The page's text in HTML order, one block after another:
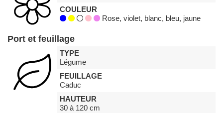
COULEUR
Rose, violet, blanc, bleu, jaune
Port et feuillage
TYPE
Légume
FEUILLAGE
Caduc
HAUTEUR
30 à 120 cm